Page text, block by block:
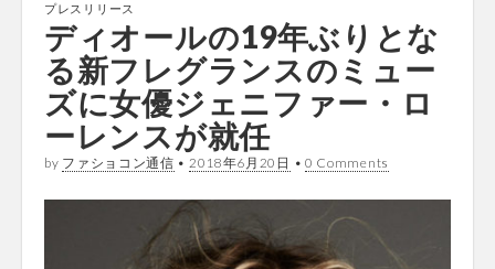
プレスリリース
ディオールの19年ぶりとな
る新フレグランスのミュー
ズに女優ジェニファー・ロ
ーレンスが就任
by ファショコン通信 • 2018年6月20日 • 0 Comments